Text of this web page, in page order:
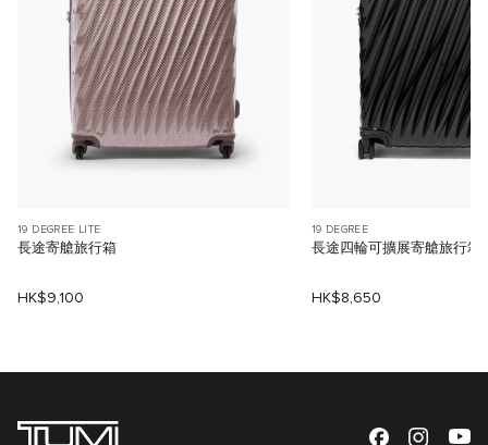
19 DEGREE LITE
長途寄艙旅行箱
HK$9,100
19 DEGREE
長途四輪可擴展寄艙旅行箱
HK$8,650